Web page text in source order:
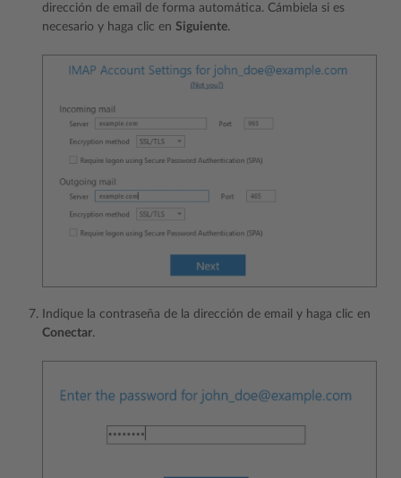
dirección de email de forma automática. Cámbiela si es
necesario y haga clic en Siguiente.
Indique la contraseña de la dirección de email y haga clic en
Conectar.